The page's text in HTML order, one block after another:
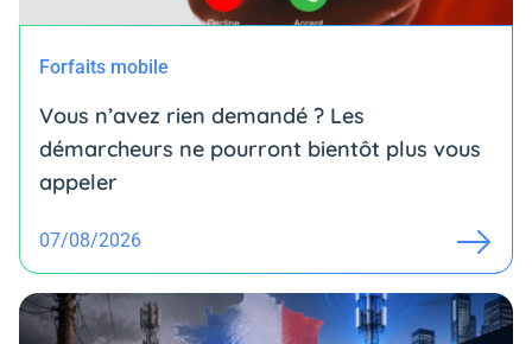
Forfaits mobile
Vous n’avez rien demandé ? Les
démarcheurs ne pourront bientôt plus vous
appeler
07/08/2026